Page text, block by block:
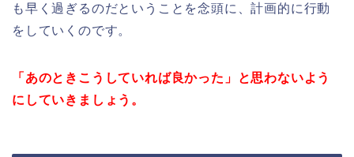
も早く過ぎるのだということを念頭に、計画的に行動
をしていくのです。
「あのときこうしていれば良かった」と思わないよう
にしていきましょう。